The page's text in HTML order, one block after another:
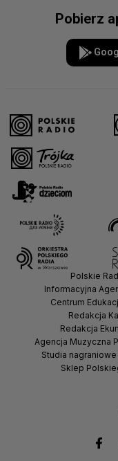
Pobierz
Polskie
Informacyjna
Centrum
Redakcja
Redakcja
Agencja Muzyczna
Studia
Sklep